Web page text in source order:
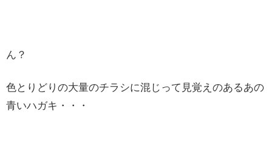
ん？
色とりどりの大量のチラシに混じって見覚えのあるあの
青いハガキ・・・